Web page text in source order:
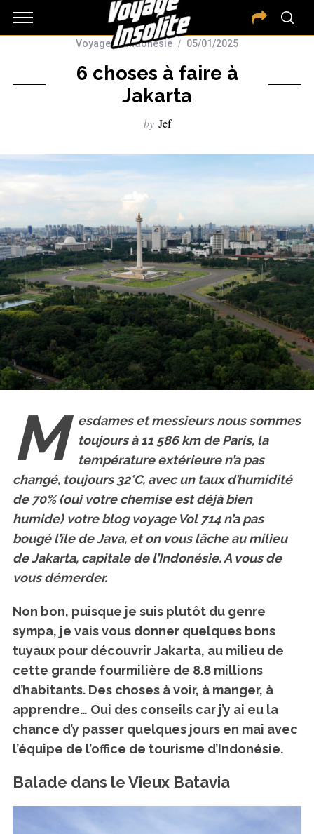
Voyage en Indonésie 05/01/2025
6 choses à faire à
Jakarta
by Jef
M
esdames et messieurs nous sommes
toujours à 11 586 km de Paris, la
température extérieure n’a pas
changé, toujours 32°C, avec un taux d’humidité
de 70% (oui votre chemise est déjà bien
humide) votre blog voyage Vol 714 n’a pas
bougé l’île de Java, et on vous lâche au milieu
de Jakarta, capitale de l’Indonésie. A vous de
vous démerder.
Non bon, puisque je suis plutôt du genre
sympa, je vais vous donner quelques bons
tuyaux pour découvrir Jakarta, au milieu de
cette grande fourmilière de 8.8 millions
d’habitants. Des choses à voir, à manger, à
apprendre… Oui des conseils car j’y ai eu la
chance d’y passer quelques jours en mai avec
l’équipe de l’office de tourisme d’Indonésie.
Balade dans le Vieux Batavia